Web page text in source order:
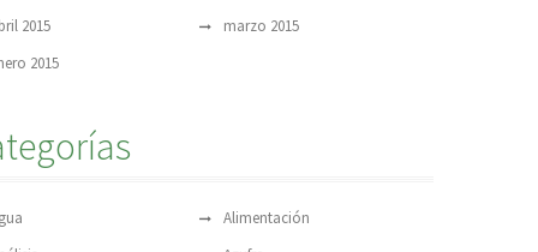
2015
marzo 2015
2015
Alimentación